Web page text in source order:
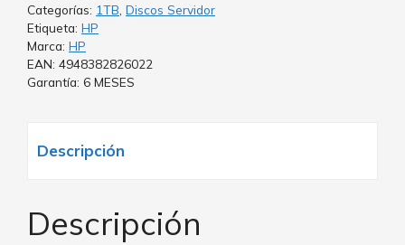
Categorías: 1TB Discos Servidor
Etiqueta: HP
Marca: HP
EAN: 4948382826022
Garantía: 6 MESES
Descripción
Descripción